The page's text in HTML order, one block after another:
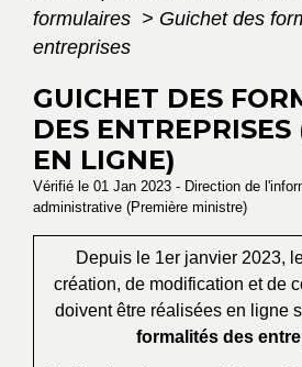
formulaires > Guichet des
entreprises
GUICHET DES
DES ENTREPRISES
EN LIGNE)
Vérifié le 01 Jan 2023 - Direction de
administrative (Première ministre)
Depuis le 1erjanvier 2023,
création, de modification et de
doivent être réalisées en ligne
formalités des